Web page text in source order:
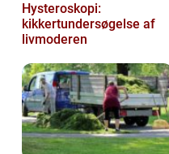
Hysteroskopi:
kikkertundersøgelse af
livmoderen